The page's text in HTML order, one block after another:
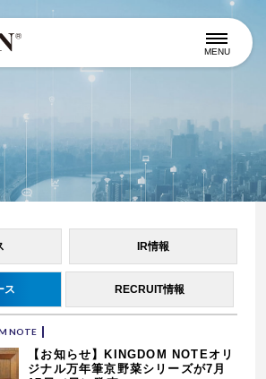
MENU
IR情報
ス RECRUIT情報
NOTE
【お知らせ】KINGDOM NOTEオリ
ジナル万年筆京野菜シリーズが7月